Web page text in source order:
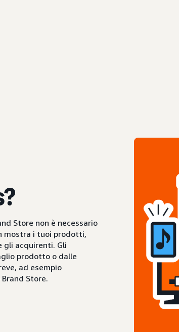
Store non è necessario
mostra i tuoi prodotti,
gli acquirenti. Gli
prodotto o dalle
ad esempio
Store.